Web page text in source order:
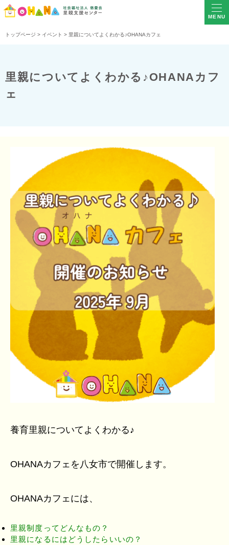
MENU
トップページ > イベント > 里親についてよくわかる♪OHANAカフェ
里親についてよくわかる♪OHANAカフ
ェ
養育里親についてよくわかる♪
OHANAカフェを八女市で開催します。
OHANAカフェには、
里親制度ってどんなもの？
里親になるにはどうしたらいいの？